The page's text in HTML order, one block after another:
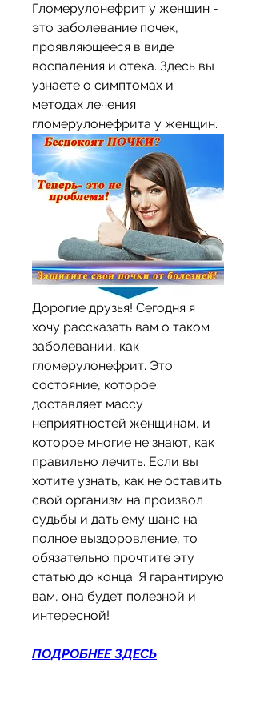
Гломерулонефрит у женщин -
это заболевание почек,
проявляющееся в виде
воспаления и отека. Здесь вы
узнаете о симптомах и
методах лечения
гломерулонефрита у женщин.
Дорогие друзья! Сегодня я
хочу рассказать вам о таком
заболевании, как
гломерулонефрит. Это
состояние, которое
доставляет массу
неприятностей женщинам, и
которое многие не знают, как
правильно лечить. Если вы
хотите узнать, как не оставить
свой организм на произвол
судьбы и дать ему шанс на
полное выздоровление, то
обязательно прочтите эту
статью до конца. Я гарантирую
вам, она будет полезной и
интересной!
ПОДРОБНЕЕ ЗДЕСЬ